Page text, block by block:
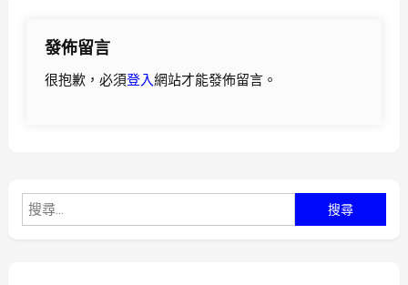
發佈留言
很抱歉，必須登入網站才能發佈留言。
尋